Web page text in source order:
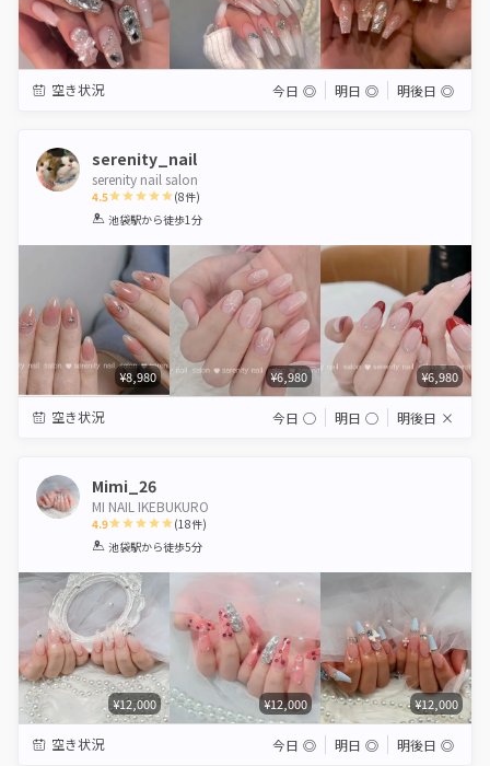
空き状況 今日 ◎ 明日 ◎ 明後日 ◎
serenity_nail
serenity nail salon
4.5
1 2 3 4 5
(8件)
池袋駅から徒歩1分
¥8,980 ¥6,980 ¥6,980
空き状況 今日 ◯ 明日 ◯ 明後日 ×
Mimi_26
MI NAIL IKEBUKURO
4.9
1 2 3 4 5
(18件)
池袋駅から徒歩5分
¥12,000 ¥12,000 ¥12,000
空き状況 今日 ◎ 明日 ◎ 明後日 ◎